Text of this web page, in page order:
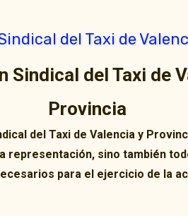
Sindical del Taxi de
Provincia
del Taxi de Valencia y
representación, sino también
para el ejercicio de la